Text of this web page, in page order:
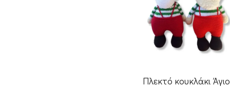
Πλεκτό κουκλάκι